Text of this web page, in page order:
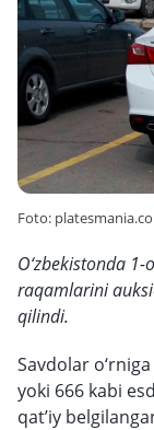
Foto:
O‘zbekistonda
raqamlarini
qilindi.
Savdolar
yoki 666 kabi
qat’iy